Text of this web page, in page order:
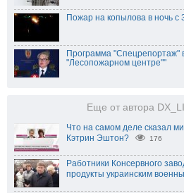
Пожар на копылова в ночь с
Программа
"Лесопожарном центре""
Еще от автора
Что на самом деле сказал
Кэтрин Эштон?
176
Работники Консервного
продукты украинским